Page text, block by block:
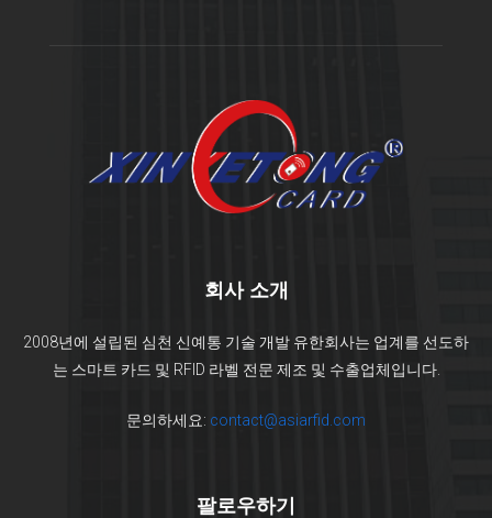
회사 소개
2008년에 설립된 심천 신예통 기술 개발 유한회사는 업계를 선도하
는 스마트 카드 및 RFID 라벨 전문 제조 및 수출업체입니다.
문의하세요: contact@asiarfid.com
팔로우하기